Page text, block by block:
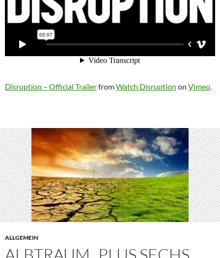
Disruption – Official TrailerfromWatch Disruption on Vimeo.
ALLGEMEIN